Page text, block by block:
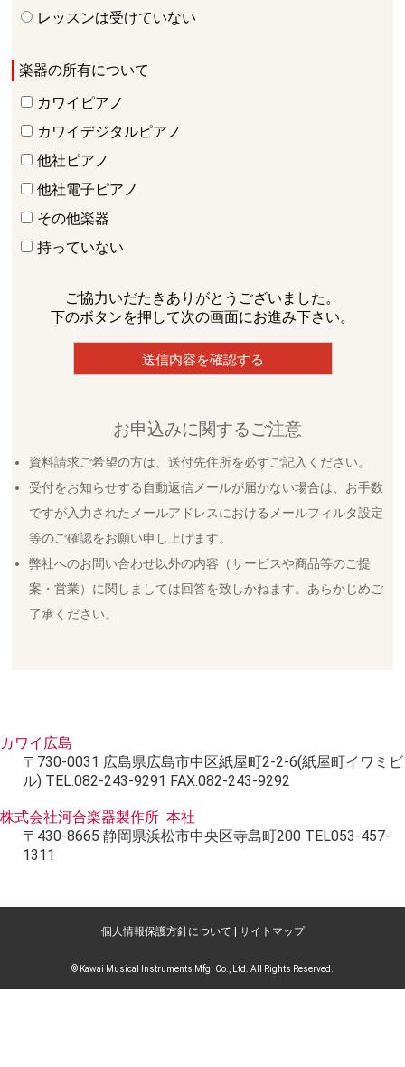
レッスンは受けていない
楽器の所有について
カワイピアノ
カワイデジタルピアノ
他社ピアノ
他社電子ピアノ
その他楽器
持っていない
ご協力いだたきありがとうございました。
下のボタンを押して次の画面にお進み下さい。
お申込みに関するご注意
資料請求ご希望の方は、送付先住所を必ずご記入ください。
受付をお知らせする自動返信メールが届かない場合は、お手数
ですが入力されたメールアドレスにおけるメールフィルタ設定
等のご確認をお願い申し上げます。
弊社へのお問い合わせ以外の内容（サービスや商品等のご提
案・営業）に関しましては回答を致しかねます。あらかじめご
了承ください。
カワイ広島
〒730-0031 広島県広島市中区紙屋町2-2-6(紙屋町イワミビ
ル) TEL.082-243-9291 FAX.082-243-9292
株式会社河合楽器製作所 本社
〒430-8665 静岡県浜松市中央区寺島町200 TEL053-457-
1311
個人情報保護方針について サイトマップ
© Kawai Musical Instruments Mfg. Co., Ltd. All Rights Reserved.